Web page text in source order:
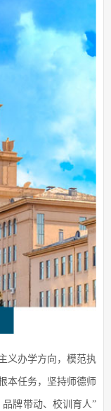
义办学方向，模范执
本任务，坚持师德师
牌带动、校训育人”